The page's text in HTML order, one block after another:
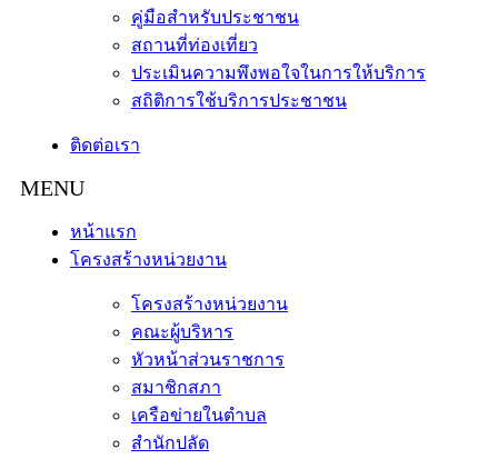
คู่มือสำหรับประชาชน
สถานที่ท่องเที่ยว
ประเมินความพึงพอใจในการให้บริการ
สถิติการใช้บริการประชาชน
ติดต่อเรา
หน้าแรก
โครงสร้างหน่วยงาน
โครงสร้างหน่วยงาน
คณะผู้บริหาร
หัวหน้าส่วนราชการ
สมาชิกสภา
เครือข่ายในตำบล
สำนักปลัด